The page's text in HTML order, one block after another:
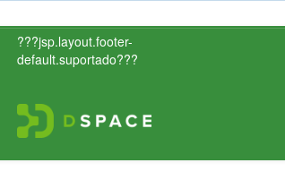
???jsp.layout.footer-
default.suportado???